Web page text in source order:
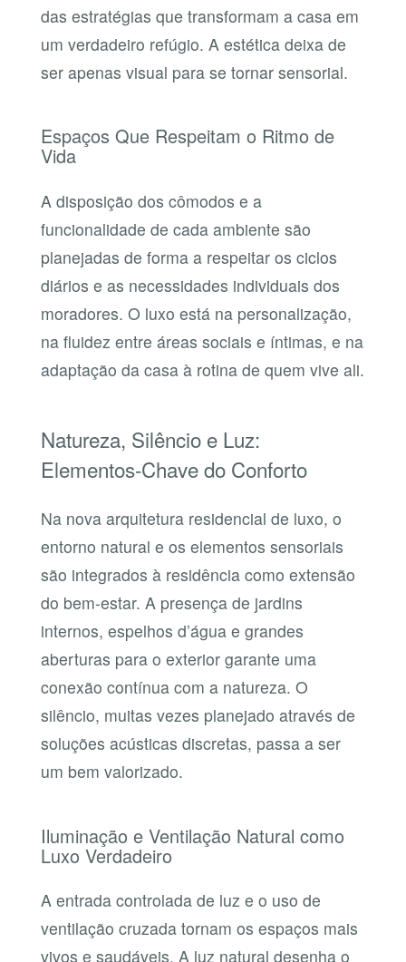
das estratégias que transformam a casa em
um verdadeiro refúgio. A estética deixa de
ser apenas visual para se tornar sensorial.
Espaços Que Respeitam o Ritmo de
Vida
A disposição dos cômodos e a
funcionalidade de cada ambiente são
planejadas de forma a respeitar os ciclos
diários e as necessidades individuais dos
moradores. O luxo está na personalização,
na fluidez entre áreas sociais e íntimas, e na
adaptação da casa à rotina de quem vive ali.
Natureza, Silêncio e Luz:
Elementos-Chave do Conforto
Na nova arquitetura residencial de luxo, o
entorno natural e os elementos sensoriais
são integrados à residência como extensão
do bem-estar. A presença de jardins
internos, espelhos d’água e grandes
aberturas para o exterior garante uma
conexão contínua com a natureza. O
silêncio, muitas vezes planejado através de
soluções acústicas discretas, passa a ser
um bem valorizado.
Iluminação e Ventilação Natural como
Luxo Verdadeiro
A entrada controlada de luz e o uso de
ventilação cruzada tornam os espaços mais
vivos e saudáveis. A luz natural desenha o